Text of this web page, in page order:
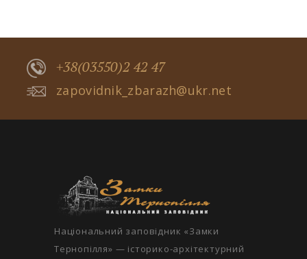
+38(03550)2 42 47
zapovidnik_zbarazh@ukr.net
Національний заповідник «Замки
Тернопілля» — історико-архітектурний